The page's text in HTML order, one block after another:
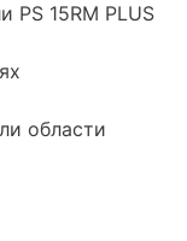
PS 15RM PLUS
области